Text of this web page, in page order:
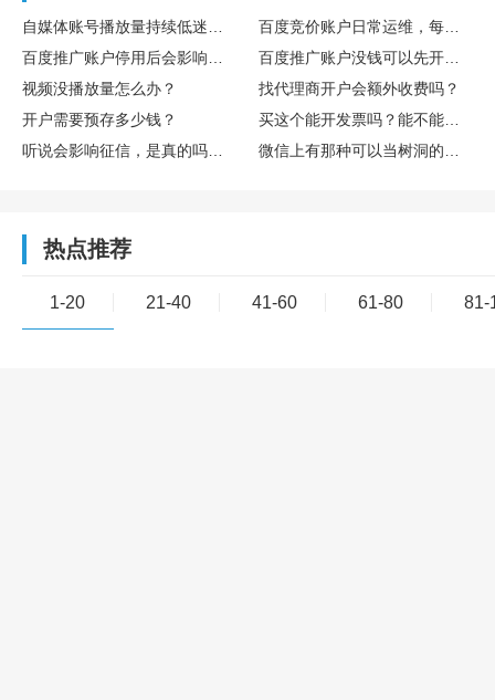
视频没播放量怎么办？
找代理商开户会额外收费吗？
开户需要预存多少钱？
热点推荐
1-20 21-40 41-60 61-80 81-